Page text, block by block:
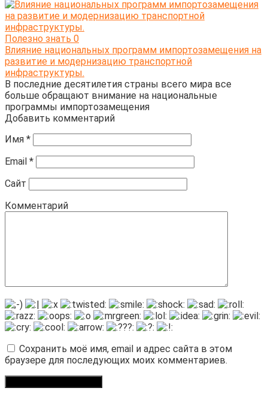
Полезно знать 0
Влияние национальных программ импортозамещения на
развитие и модернизацию транспортной
инфраструктуры.
В последние десятилетия страны всего мира все
больше обращают внимание на национальные
программы импортозамещения
Добавить комментарий
Имя *
Email *
Сайт
Комментарий
Сохранить моё имя, email и адрес сайта в этом
браузере для последующих моих комментариев.